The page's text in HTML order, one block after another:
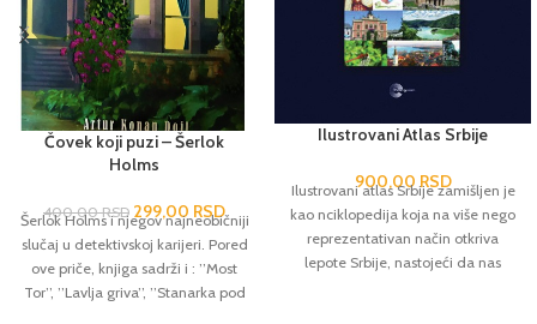
Čovek koji puzi – Šerlok
Holms
400,00RSD 299,00 RSD
Šerlok Holms i njegov najneobičniji
slučaj u detektivskoj karijeri. Pored
ove priče, knjiga sadrži i : ’’Most
Tor’’, ’’Lavlja griva’’, ’’Stanarka pod
Ilustrovani Atlas Srbije
900,00 RSD
Ilustrovani atlas Srbije zamišljen je
kao nciklopedija koja na više nego
reprezentativan način otkriva
lepote Srbije, nastojeći da nas